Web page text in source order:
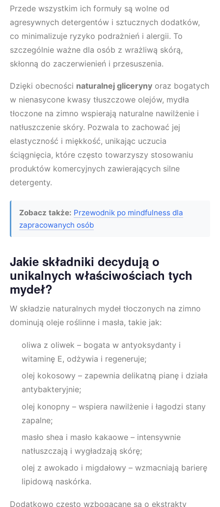
Przede wszystkim ich formuły są wolne od
agresywnych detergentów i sztucznych dodatków,
co minimalizuje ryzyko podrażnień i alergii. To
szczególnie ważne dla osób z wrażliwą skórą,
skłonną do zaczerwienień i przesuszenia.
Dzięki obecności naturalnej gliceryny oraz bogatych
w nienasycone kwasy tłuszczowe olejów, mydła
tłoczone na zimno wspierają naturalne nawilżenie i
natłuszczenie skóry. Pozwala to zachować jej
elastyczność i miękkość, unikając uczucia
ściągnięcia, które często towarzyszy stosowaniu
produktów komercyjnych zawierających silne
detergenty.
Zobacz także: Przewodnik po mindfulness dla
zapracowanych osób
Jakie składniki decydują o
unikalnych właściwościach tych
mydeł?
W składzie naturalnych mydeł tłoczonych na zimno
dominują oleje roślinne i masła, takie jak:
oliwa z oliwek – bogata w antyoksydanty i
witaminę E, odżywia i regeneruje;
olej kokosowy – zapewnia delikatną pianę i działa
antybakteryjnie;
olej konopny – wspiera nawilżenie i łagodzi stany
zapalne;
masło shea i masło kakaowe – intensywnie
natłuszczają i wygładzają skórę;
olej z awokado i migdałowy – wzmacniają barierę
lipidową naskórka.
Dodatkowo często wzbogacane są o ekstrakty